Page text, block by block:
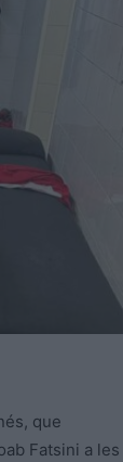
que
Fatsini a les